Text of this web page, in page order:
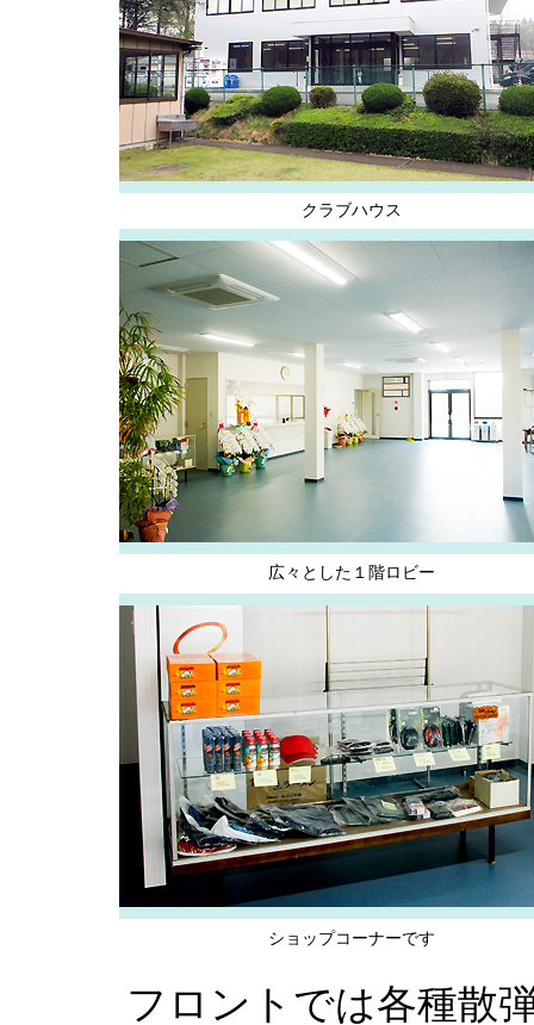
クラブハウス
広々とした１階ロビー
ショップコーナーです
フロントでは各種散